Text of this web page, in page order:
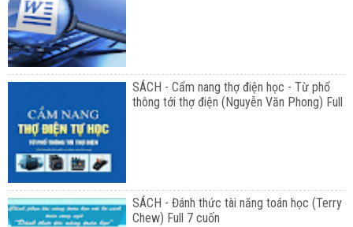
SÁCH - Cẩm nang thợ điện học - Từ phổ
thông tới thợ điện (Nguyễn Văn Phong) Full
SÁCH - Đánh thức tài năng toán học (Terry
Chew) Full 7 cuốn